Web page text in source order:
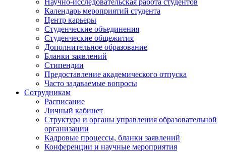
Научно-исследовательская работа студентов
Календарь мероприятий студента
Центр карьеры
Студенческие объединения
Студенческие общежития
Дополнительное образование
Бланки заявлений
Стипендии
Предоставление академического отпуска
Часто задаваемые вопросы
Сотрудникам
Расписание
Личный кабинет
Структура и органы управления образовательной
организации
Кадровые процессы, бланки заявлений
Конференции и научные мероприятия